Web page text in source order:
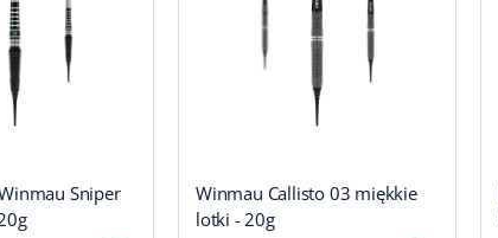
Sniper
Winmau Callisto 03 miękkie
lotki - 20g